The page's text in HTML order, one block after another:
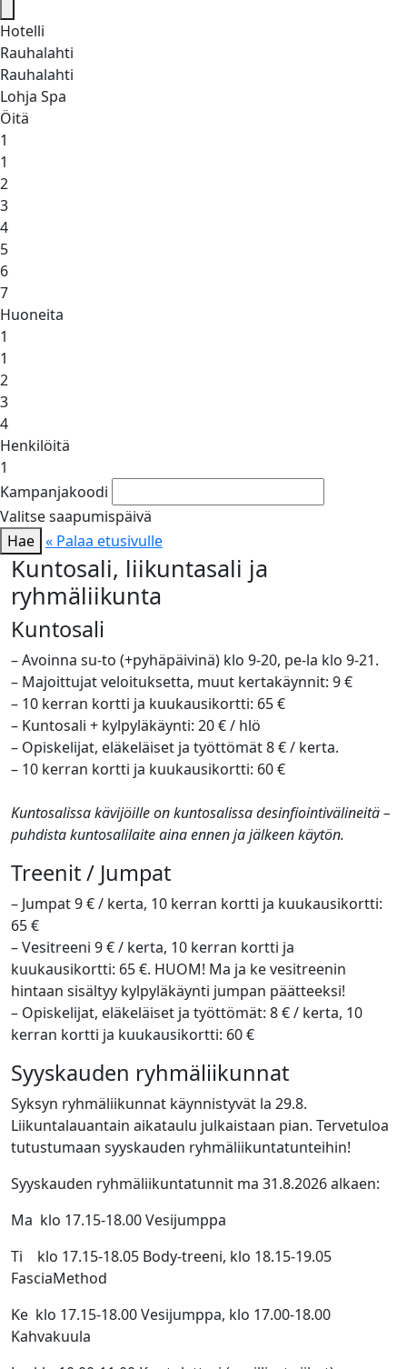
Hotelli
Rauhalahti
Rauhalahti
Lohja Spa
Öitä
1
1
2
3
4
5
6
7
Huoneita
1
1
2
3
4
Henkilöitä
1
Kampanjakoodi
Valitse saapumispäivä
Hae « Palaa etusivulle
Kuntosali, liikuntasali ja
ryhmäliikunta
Kuntosali
– Avoinna su-to (+pyhäpäivinä) klo 9-20, pe-la klo 9-21.
– Majoittujat veloituksetta, muut kertakäynnit: 9 €
– 10 kerran kortti ja kuukausikortti: 65 €
– Kuntosali + kylpyläkäynti: 20 € / hlö
– Opiskelijat, eläkeläiset ja työttömät 8 € / kerta.
– 10 kerran kortti ja kuukausikortti: 60 €
Kuntosalissa kävijöille on kuntosalissa desinfiointivälineitä –
puhdista kuntosalilaite aina ennen ja jälkeen käytön.
Treenit / Jumpat
– Jumpat 9 € / kerta, 10 kerran kortti ja kuukausikortti:
65 €
– Vesitreeni 9 € / kerta, 10 kerran kortti ja
kuukausikortti: 65 €. HUOM! Ma ja ke vesitreenin
hintaan sisältyy kylpyläkäynti jumpan päätteeksi!
– Opiskelijat, eläkeläiset ja työttömät: 8 € / kerta, 10
kerran kortti ja kuukausikortti: 60 €
Syyskauden ryhmäliikunnat
Syksyn ryhmäliikunnat käynnistyvät la 29.8.
Liikuntalauantain aikataulu julkaistaan pian. Tervetuloa
tutustumaan syyskauden ryhmäliikuntatunteihin!
Syyskauden ryhmäliikuntatunnit ma 31.8.2026 alkaen:
Ma klo 17.15-18.00 Vesijumppa
Ti klo 17.15-18.05 Body-treeni, klo 18.15-19.05
FasciaMethod
Ke klo 17.15-18.00 Vesijumppa, klo 17.00-18.00
Kahvakuula